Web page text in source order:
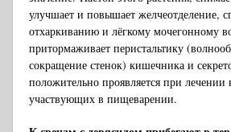
улучшает и повышает желчеотделение,
отхаркиванию и лёгкому мочегонному
притормаживает перистальтику
сокращение стенок) кишечника и
положительно проявляется при лечении
участвующих в пищеварении.